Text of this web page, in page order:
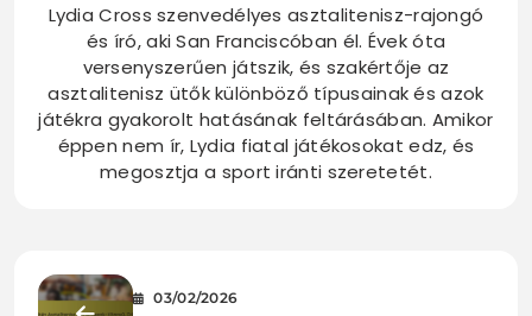
Lydia Cross szenvedélyes asztalitenisz-rajongó
és író, aki San Franciscóban él. Évek óta
versenyszerűen játszik, és szakértője az
asztalitenisz ütők különböző típusainak és azok
játékra gyakorolt hatásának feltárásában. Amikor
éppen nem ír, Lydia fiatal játékosokat edz, és
megosztja a sport iránti szeretetét.
03/02/2026